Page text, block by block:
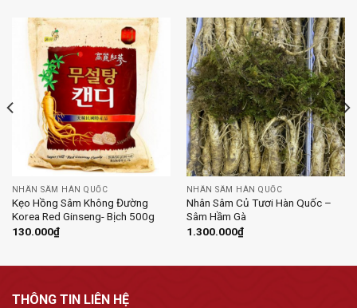
NHÂN SÂM HÀN QUỐC
Kẹo Hồng Sâm Không Đường
Korea Red Ginseng- Bịch 500g
130.000₫
NHÂN SÂM HÀN QUỐC
Nhân Sâm Củ Tươi Hàn Quốc –
Sâm Hầm Gà
1.300.000₫
THÔNG TIN LIÊN HỆ